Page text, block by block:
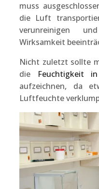
muss
die Luft
verunreinigen
Wirksamkeit
Nicht zuletzt sollte
die
Feuchtigkeit
aufzeichnen, da
Luftfeuchte